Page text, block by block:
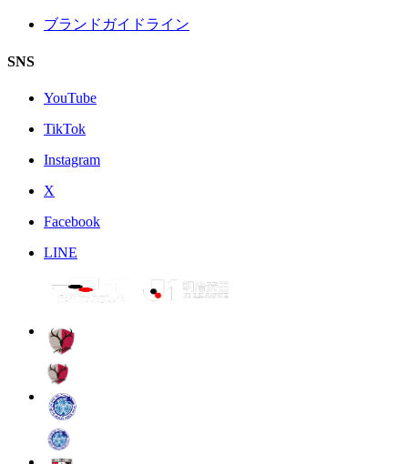
ブランドガイドライン
SNS
YouTube
TikTok
Instagram
X
Facebook
LINE